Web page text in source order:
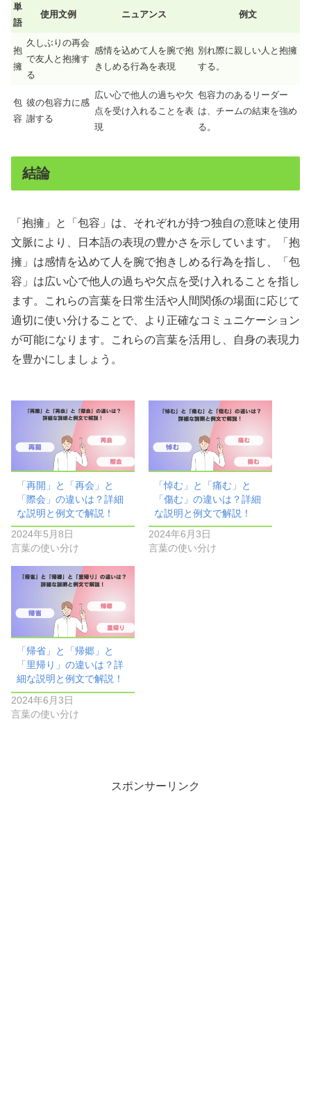
単
語
使用文例 ニュアンス 例文
抱
擁
久しぶりの再会
で友人と抱擁す
る
感情を込めて人を腕で抱
きしめる行為を表現
別れ際に親しい人と抱擁
する。
包
容
彼の包容力に感
謝する
広い心で他人の過ちや欠
点を受け入れることを表
現
包容力のあるリーダー
は、チームの結束を強め
る。
結論
「抱擁」と「包容」は、それぞれが持つ独自の意味と使用
文脈により、日本語の表現の豊かさを示しています。「抱
擁」は感情を込めて人を腕で抱きしめる行為を指し、「包
容」は広い心で他人の過ちや欠点を受け入れることを指し
ます。これらの言葉を日常生活や人間関係の場面に応じて
適切に使い分けることで、より正確なコミュニケーション
が可能になります。これらの言葉を活用し、自身の表現力
を豊かにしましょう。
「再開」と「再会」と
「際会」の違いは？詳細
な説明と例文で解説！
2024年5月8日
言葉の使い分け
「悼む」と「痛む」と
「傷む」の違いは？詳細
な説明と例文で解説！
2024年6月3日
言葉の使い分け
「帰省」と「帰郷」と
「里帰り」の違いは？詳
細な説明と例文で解説！
2024年6月3日
言葉の使い分け
スポンサーリンク